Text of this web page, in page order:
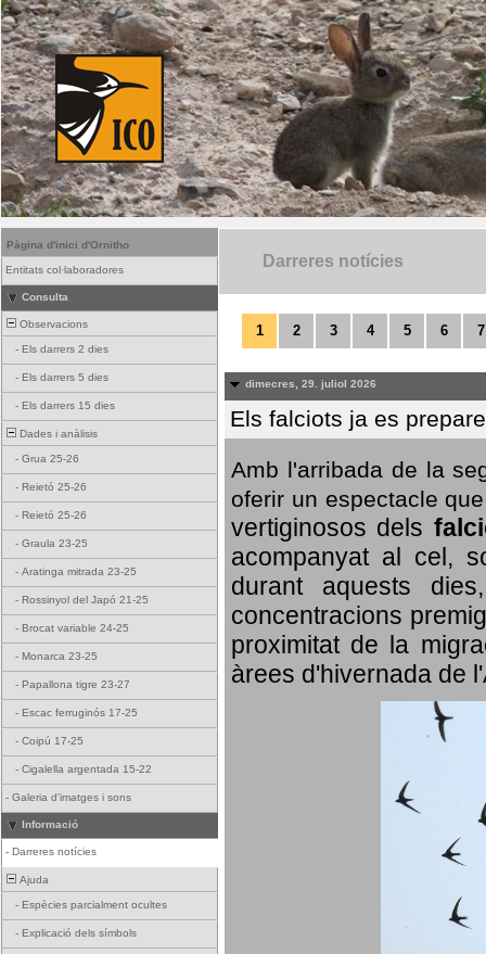
Pàgina d'inici d'Ornitho
Entitats col·laboradores
Consulta
Observacions
- Els darrers 2 dies
- Els darrers 5 dies
- Els darrers 15 dies
Dades i anàlisis
- Grua 25-26
- Reietó 25-26
- Reietó 25-26
- Graula 23-25
- Aratinga mitrada 23-25
- Rossinyol del Japó 21-25
- Brocat variable 24-25
- Monarca 23-25
- Papallona tigre 23-27
- Escac ferruginós 17-25
- Coipú 17-25
- Cigalella argentada 15-22
- Galeria d'imatges i sons
Informació
- Darreres notícies
Ajuda
- Espècies parcialment ocultes
- Explicació dels símbols
Darreres notícies
1 2 3 4 5 6 7
dimecres, 29. juliol 2026
Els falciots ja es
Amb l'arribada de la
oferir un espectacle
vertiginosos dels
acompanyat al cel,
durant aquests
concentracions
proximitat de la
àrees d'hivernada de